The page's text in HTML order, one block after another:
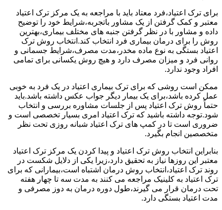
برای ترک اعتیاد،فرد معتاد باید با مراجعه به یک مرکز ترک اعتیاد
معتبر و کمک گرفتن از یک مشاور باتجربه،شرایط خود را توضیح
داده و مشاور با در نظر گرفتن جنبه های مختلف بیماری،بهترین
روش را برای درمان بیماری فرد انتخاب کند.انتخاب روش ترک
اعتیاد بستگی به نوع ماده مخدر،مدت مصرف،شرایط جسمانی و
روانی فرد و میزان مصرف دارد و هیچ روش یکسانی برای تمامی
افراد وجود ندارد.
ممکن است روشی که برای ترک بیماری اعتیاد در یک فرد به خوبی
عمل کرده باشد،برای یک بیمار دیگر جواب عکس داشته باشد.باید
حتماً روش ترک اعتیاد پس از جلسات مشاوره بررسی و انتخاب
شود.توجه داشته باشید که ترک اعتیاد امری بسیار تخصصی است و
ضروری است تا در کمپ های ترک اعتیاد شبانه روزی تحت نظر
متخصصین انجام بگیرد.
بنابراین انتخاب روش ترک اعتیاد و پیدا کردن یک مرکز ترک اعتیاد
معتبر این روزها نیاز به تحقیق دارد،زیرا یکی از دلایل شکست در
روند ترک اعتیاد،انتخاب روش درمان اشتباه است،بیمارانی که برای
ترک اعتیاد به کلینیک مراجعه می کنند به مدت سه تا چهار هفته
تحت درمان قرار می گیرند،طول دوره درمان به دوز مصرفی و
مدت اعتیاد بستگی دارد.